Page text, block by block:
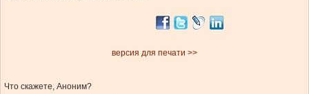
версия для печати >>
Что скажете, Аноним?